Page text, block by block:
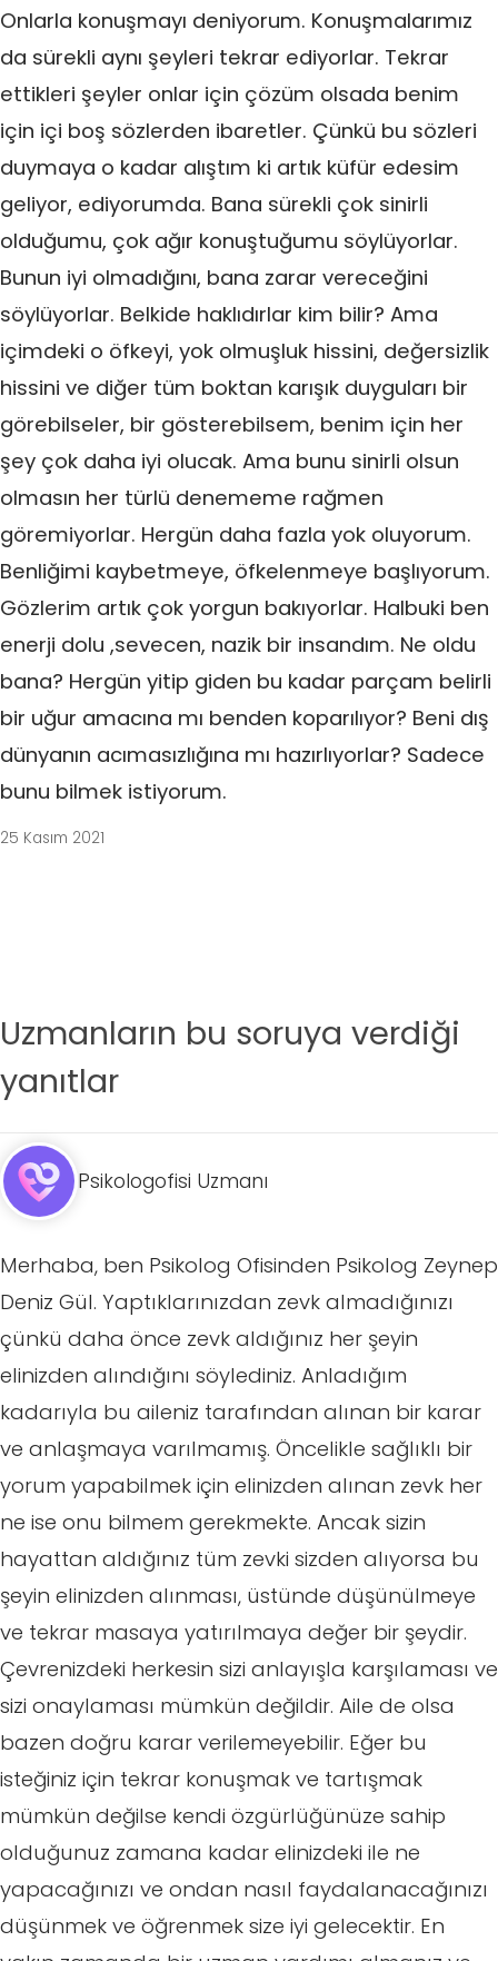
Onlarla konuşmayı deniyorum. Konuşmalarımız
da sürekli aynı şeyleri tekrar ediyorlar. Tekrar
ettikleri şeyler onlar için çözüm olsada benim
için içi boş sözlerden ibaretler. Çünkü bu sözleri
duymaya o kadar alıştım ki artık küfür edesim
geliyor, ediyorumda. Bana sürekli çok sinirli
olduğumu, çok ağır konuştuğumu söylüyorlar.
Bunun iyi olmadığını, bana zarar vereceğini
söylüyorlar. Belkide haklıdırlar kim bilir? Ama
içimdeki o öfkeyi, yok olmuşluk hissini, değersizlik
hissini ve diğer tüm boktan karışık duyguları bir
görebilseler, bir gösterebilsem, benim için her
şey çok daha iyi olucak. Ama bunu sinirli olsun
olmasın her türlü denememe rağmen
göremiyorlar. Hergün daha fazla yok oluyorum.
Benliğimi kaybetmeye, öfkelenmeye başlıyorum.
Gözlerim artık çok yorgun bakıyorlar. Halbuki ben
enerji dolu ,sevecen, nazik bir insandım. Ne oldu
bana? Hergün yitip giden bu kadar parçam belirli
bir uğur amacına mı benden koparılıyor? Beni dış
dünyanın acımasızlığına mı hazırlıyorlar? Sadece
bunu bilmek istiyorum.
25 Kasım 2021
Uzmanların bu soruya verdiği
yanıtlar
Psikologofisi Uzmanı
Merhaba, ben Psikolog Ofisinden Psikolog Zeynep
Deniz Gül. Yaptıklarınızdan zevk almadığınızı
çünkü daha önce zevk aldığınız her şeyin
elinizden alındığını söylediniz. Anladığım
kadarıyla bu aileniz tarafından alınan bir karar
ve anlaşmaya varılmamış. Öncelikle sağlıklı bir
yorum yapabilmek için elinizden alınan zevk her
ne ise onu bilmem gerekmekte. Ancak sizin
hayattan aldığınız tüm zevki sizden alıyorsa bu
şeyin elinizden alınması, üstünde düşünülmeye
ve tekrar masaya yatırılmaya değer bir şeydir.
Çevrenizdeki herkesin sizi anlayışla karşılaması ve
sizi onaylaması mümkün değildir. Aile de olsa
bazen doğru karar verilemeyebilir. Eğer bu
isteğiniz için tekrar konuşmak ve tartışmak
mümkün değilse kendi özgürlüğünüze sahip
olduğunuz zamana kadar elinizdeki ile ne
yapacağınızı ve ondan nasıl faydalanacağınızı
düşünmek ve öğrenmek size iyi gelecektir. En